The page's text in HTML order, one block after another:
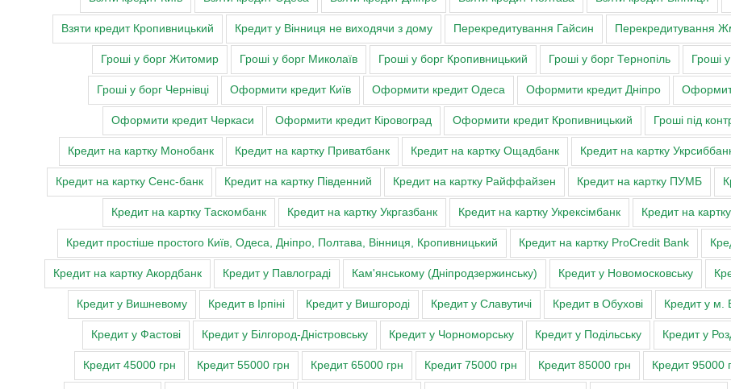
Взяти кредит Кропивницький Кредит у Вінниця не виходячи з дому Перекредитування Гайсин Перекредитування
Гроші у борг Житомир Гроші у борг Миколаїв Гроші у борг Кропивницький Гроші у борг Тернопіль Гроші
Гроші у борг Чернівці Оформити кредит Київ Оформити кредит Одеса Оформити кредит Дніпро
Оформити кредит Черкаси Оформити кредит Кіровоград Оформити кредит Кропивницький Гроші під
Кредит на картку Монобанк Кредит на картку Приватбанк Кредит на картку Ощадбанк Кредит на картку
Кредит на картку Сенс-банк Кредит на картку Південний Кредит на картку Райффайзен Кредит на картку ПУМБ
Кредит на картку Таскомбанк Кредит на картку Укргазбанк Кредит на картку Укрексімбанк Кредит на
Кредит простіше простого Київ, Одеса, Дніпро, Полтава, Вінниця, Кропивницький Кредит на картку ProCredit Bank
Кредит на картку Акордбанк Кредит у Павлограді Кам'янському (Дніпродзержинську) Кредит у Новомосковську
Кредит у Вишневому Кредит в Ірпіні Кредит у Вишгороді Кредит у Славутичі Кредит в Обухові Кредит у м.
Кредит у Фастові Кредит у Білгород-Дністровську Кредит у Чорноморську Кредит у Подільську Кредит у
Кредит 45000 грн Кредит 55000 грн Кредит 65000 грн Кредит 75000 грн Кредит 85000 грн Кредит 95000